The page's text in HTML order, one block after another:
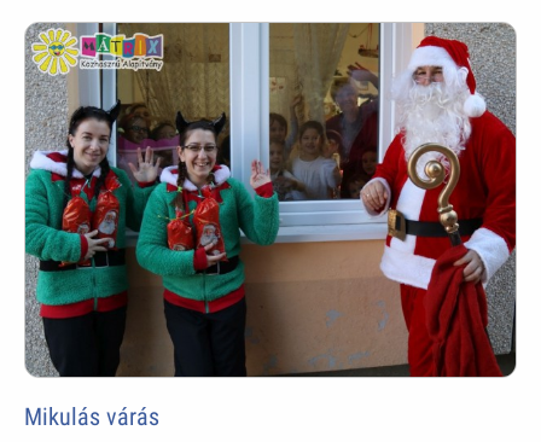
Mikulás várás